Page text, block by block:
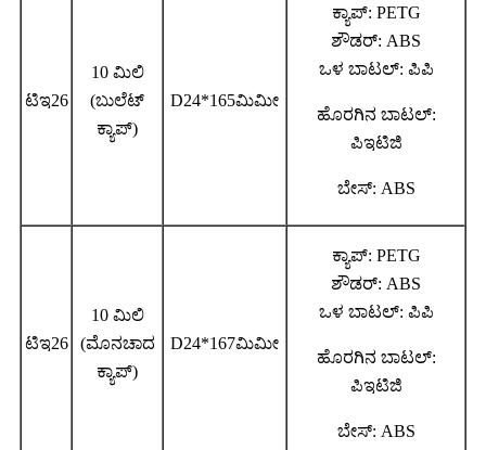
ಟಿಇ26
10 ಮಿಲಿ
(ಬುಲೆಟ್
ಕ್ಯಾಪ್)
D24*165ಮಿಮೀ
ಕ್ಯಾಪ್: PETG
ಶೌಡರ್: ABS
ಒಳ ಬಾಟಲ್: ಪಿಪಿ
ಹೊರಗಿನ ಬಾಟಲ್:
ಪಿಇಟಿಜಿ
ಬೇಸ್: ABS
ಟಿಇ26
10 ಮಿಲಿ
(ಮೊನಚಾದ
ಕ್ಯಾಪ್)
D24*167ಮಿಮೀ
ಕ್ಯಾಪ್: PETG
ಶೌಡರ್: ABS
ಒಳ ಬಾಟಲ್: ಪಿಪಿ
ಹೊರಗಿನ ಬಾಟಲ್:
ಪಿಇಟಿಜಿ
ಬೇಸ್: ABS